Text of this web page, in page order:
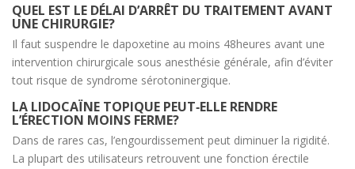
QUEL EST LE DÉLAI D’ARRÊT DU TRAITEMENT AVANT
UNE CHIRURGIE?
Il faut suspendre le dapoxetine au moins 48heures avant une
intervention chirurgicale sous anesthésie générale, afin d’éviter
tout risque de syndrome sérotoninergique.
LA LIDOCAÏNE TOPIQUE PEUT‑ELLE RENDRE
L’ÉRECTION MOINS FERME?
Dans de rares cas, l’engourdissement peut diminuer la rigidité.
La plupart des utilisateurs retrouvent une fonction érectile